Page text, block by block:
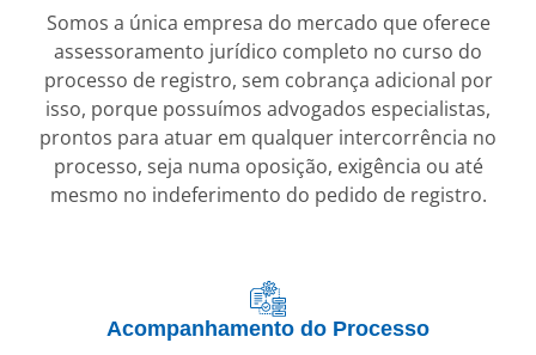
Somos a única empresa do mercado que oferece
assessoramento jurídico completo no curso do
processo de registro, sem cobrança adicional por
isso, porque possuímos advogados especialistas,
prontos para atuar em qualquer intercorrência no
processo, seja numa oposição, exigência ou até
mesmo no indeferimento do pedido de registro.
Acompanhamento do Processo